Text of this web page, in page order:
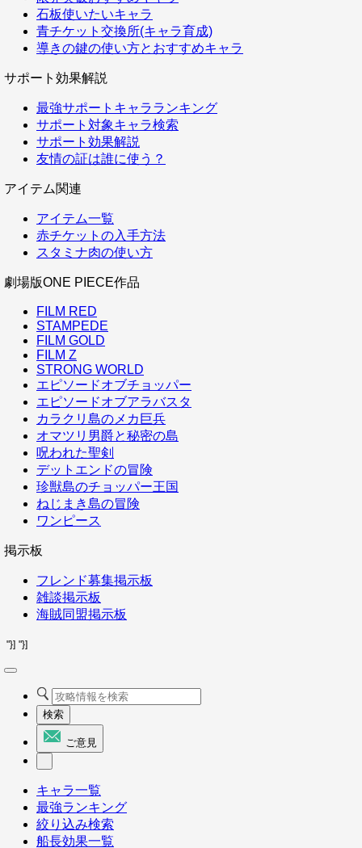
石板使いたいキャラ
青チケット交換所(キャラ育成)
導きの鍵の使い方とおすすめキャラ
サポート効果解説
最強サポートキャラランキング
サポート対象キャラ検索
サポート効果解説
友情の証は誰に使う？
アイテム関連
アイテム一覧
赤チケットの入手方法
スタミナ肉の使い方
劇場版ONE PIECE作品
FILM RED
STAMPEDE
FILM GOLD
FILM Z
STRONG WORLD
エピソードオブチョッパー
エピソードオブアラバスタ
カラクリ島のメカ巨兵
オマツリ男爵と秘密の島
呪われた聖剣
デットエンドの冒険
珍獣島のチョッパー王国
ねじまき島の冒険
ワンピース
掲示板
フレンド募集掲示板
雑談掲示板
海賊同盟掲示板
"}] "}]
検索
ご意見
キャラ一覧
最強ランキング
絞り込み検索
船長効果一覧